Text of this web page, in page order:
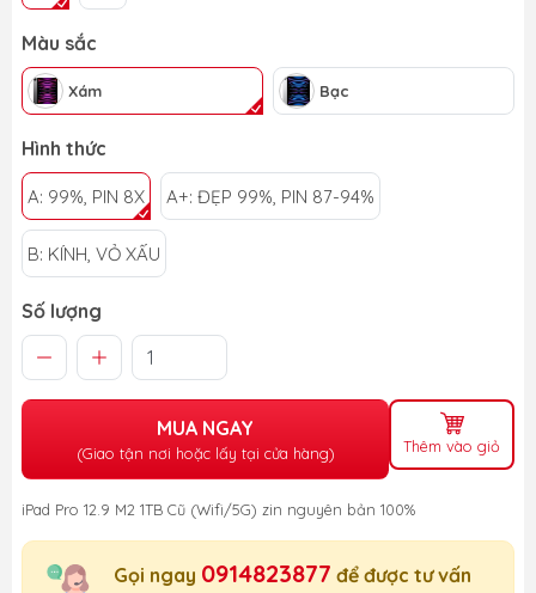
Màu sắc
Xám Bạc
Hình thức
A: 99%, PIN 8X A+: ĐẸP 99%, PIN 87-94%
B: KÍNH, VỎ XẤU
Số lượng
MUA NGAY
(Giao tận nơi hoặc lấy tại cửa hàng) Thêm vào giỏ
iPad Pro 12.9 M2 1TB Cũ (Wifi/5G) zin nguyên bản 100%
Gọi ngay 0914823877 để được tư vấn